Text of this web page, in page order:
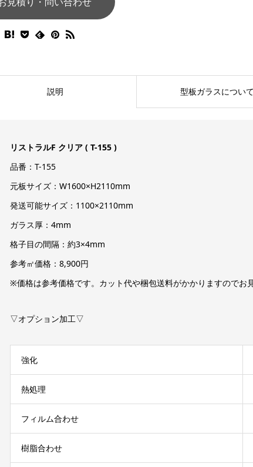
説明 型板ガラスについて
リストラルF クリア ( T-155 )
品番：T-155
元板サイズ：W1600×H2110mm
発送可能サイズ：1100×2110mm
ガラス厚：4mm
格子目の間隔：約3×4mm
参考㎡価格：8,900円
※価格は参考価格です。カット代や梱包送料がかかりますのでお
▽オプション加工▽
強化
熱処理
フィルム合わせ
樹脂合わせ